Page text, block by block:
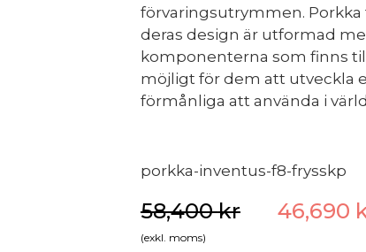
förvaringsutrymmen.
deras design är utformad
komponenterna som finns
möjligt för dem att utveckla
förmånliga att använda i
porkka-inventus-f8-frysskp
58,400kr 46,690
(exkl. moms)